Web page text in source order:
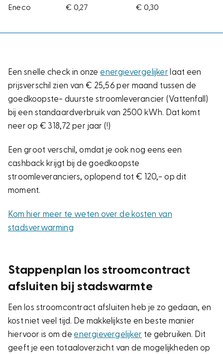
Eneco € 0,27 € 0,30
Een snelle check in onzeenergievergelijker laat een
prijsverschil zien van € 25,56 per maand tussen de
goedkoopste- duurste stroomleverancier (Vattenfall)
bij een standaardverbruik van 2500 kWh. Dat komt
neer op € 318,72 per jaar (!)
Een groot verschil, omdat je ook nog eens een
cashback krijgt bij de goedkoopste
stroomleveranciers, oplopend tot € 120,- op dit
moment.
Kom hier meer te weten over de kosten van
stadsverwarming
Stappenplan los stroomcontract
afsluiten bij stadswarmte
Een los stroomcontract afsluiten heb je zo gedaan, en
kost niet veel tijd. De makkelijkste en beste manier
hiervoor is om deenergievergelijker te gebruiken. Dit
geeft je een totaaloverzicht van de mogelijkheden op